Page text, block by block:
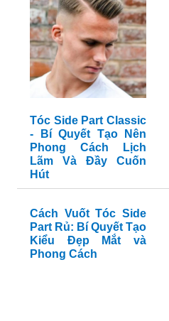
Tóc Side Part Classic
- Bí Quyết Tạo Nên
Phong Cách Lịch
Lãm Và Đầy Cuốn
Hút
Cách Vuốt Tóc Side
Part Rủ: Bí Quyết Tạo
Kiểu Đẹp Mắt và
Phong Cách